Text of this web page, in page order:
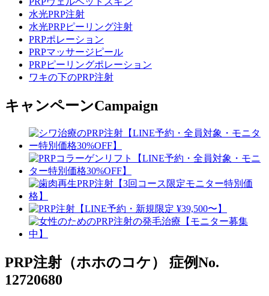
水光PRP注射
水光PRPピーリング注射
PRPポレーション
PRPマッサージピール
PRPピーリングポレーション
ワキの下のPRP注射
キャンペーンCampaign
PRP注射（ホホのコケ）
症例No.
12720680